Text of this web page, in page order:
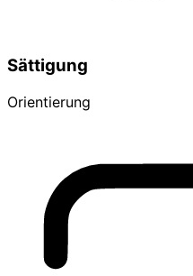
Sättigung
Orientierung